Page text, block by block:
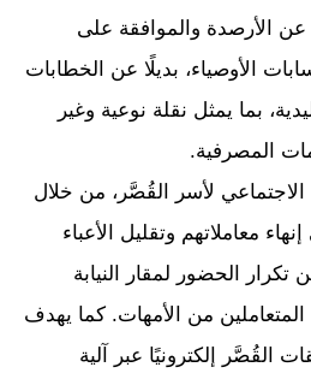
الأرصدة والموافقة على
الأوصياء، بديلًا عن الخطابات
بما يمثل نقلة نوعية وغير
المصرفية.
الاجتماعي لأسر القُصَّر، من خلال
معاملاتهم وتقليل الأعباء
تكرار الحضور لمقار النيابة
المتعاملين من الأمهات. كما يهدف
القُصَّر إلكترونيًا عبر آلية